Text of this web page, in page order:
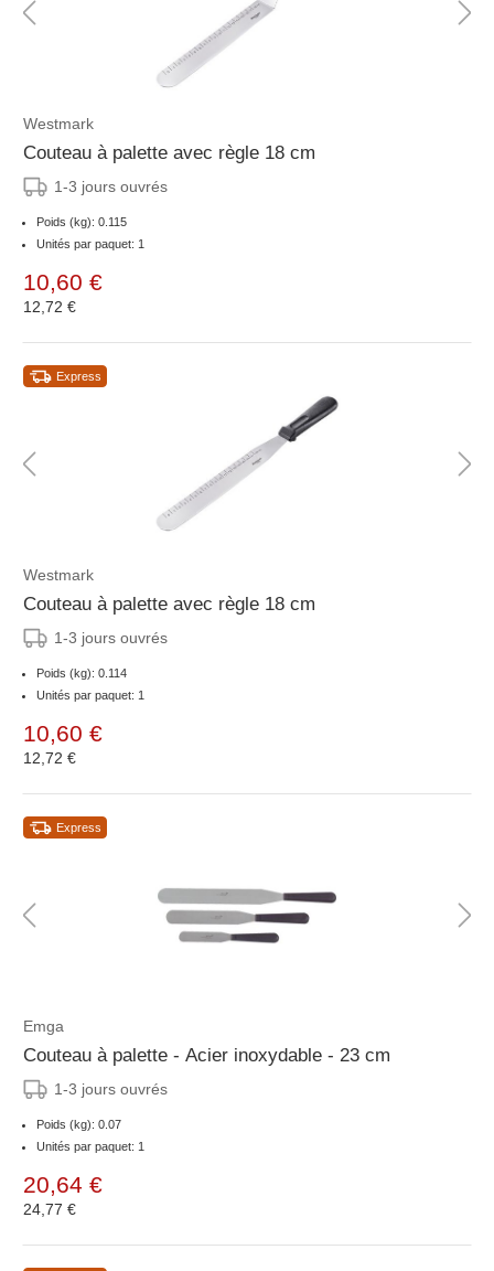
Westmark
Couteau à palette avec règle 18 cm
1-3 jours ouvrés
Poids (kg): 0.115
Unités par paquet: 1
10,60 €
12,72 €
Express
Westmark
Couteau à palette avec règle 18 cm
1-3 jours ouvrés
Poids (kg): 0.114
Unités par paquet: 1
10,60 €
12,72 €
Express
Emga
Couteau à palette - Acier inoxydable - 23 cm
1-3 jours ouvrés
Poids (kg): 0.07
Unités par paquet: 1
20,64 €
24,77 €